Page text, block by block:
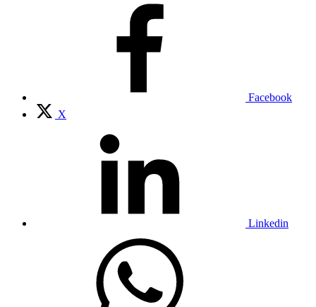
Facebook
X
Linkedin